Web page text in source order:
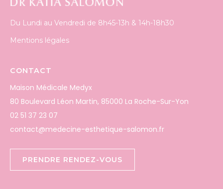
Du Lundi au Vendredi de 8h45-13h & 14h-18h30
Mentions légales
CONTACT
Maison Médicale Medyx
80 Boulevard Léon Martin, 85000 La Roche-Sur-Yon
02 51 37 23 07
contact@medecine-esthetique-salomon.fr
PRENDRE RENDEZ-VOUS